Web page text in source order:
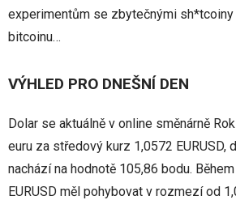
experimentům se zbytečnými sh*tcoiny
bitcoinu…
VÝHLED PRO DNEŠNÍ DEN
Dolar se aktuálně v online směnárně
euru za středový kurz 1,0572 EURUSD,
nachází na hodnotě 105,86 bodu.
EURUSD měl pohybovat v rozmezí od